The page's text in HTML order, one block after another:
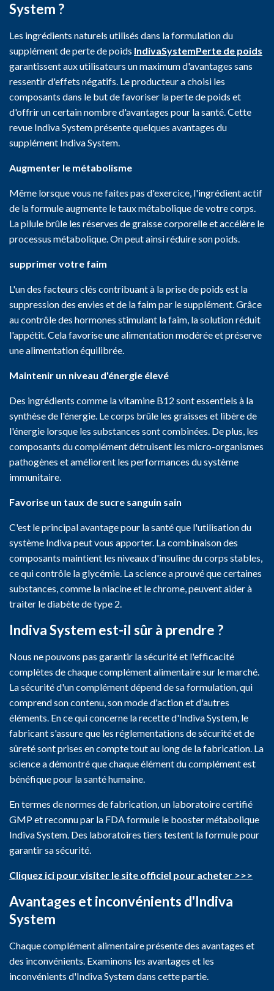
System ?
Les ingrédients naturels utilisés dans la formulation du
supplément de perte de poids IndivaSystemPerte de poids
garantissent aux utilisateurs un maximum d'avantages sans
ressentir d'effets négatifs. Le producteur a choisi les
composants dans le but de favoriser la perte de poids et
d'offrir un certain nombre d'avantages pour la santé. Cette
revue Indiva System présente quelques avantages du
supplément Indiva System.
Augmenter le métabolisme
Même lorsque vous ne faites pas d'exercice, l'ingrédient actif
de la formule augmente le taux métabolique de votre corps.
La pilule brûle les réserves de graisse corporelle et accélère le
processus métabolique. On peut ainsi réduire son poids.
supprimer votre faim
L'un des facteurs clés contribuant à la prise de poids est la
suppression des envies et de la faim par le supplément. Grâce
au contrôle des hormones stimulant la faim, la solution réduit
l'appétit. Cela favorise une alimentation modérée et préserve
une alimentation équilibrée.
Maintenir un niveau d'énergie élevé
Des ingrédients comme la vitamine B12 sont essentiels à la
synthèse de l'énergie. Le corps brûle les graisses et libère de
l'énergie lorsque les substances sont combinées. De plus, les
composants du complément détruisent les micro-organismes
pathogènes et améliorent les performances du système
immunitaire.
Favorise un taux de sucre sanguin sain
C'est le principal avantage pour la santé que l'utilisation du
système Indiva peut vous apporter. La combinaison des
composants maintient les niveaux d'insuline du corps stables,
ce qui contrôle la glycémie. La science a prouvé que certaines
substances, comme la niacine et le chrome, peuvent aider à
traiter le diabète de type 2.
Indiva System est-il sûr à prendre ?
Nous ne pouvons pas garantir la sécurité et l'efficacité
complètes de chaque complément alimentaire sur le marché.
La sécurité d'un complément dépend de sa formulation, qui
comprend son contenu, son mode d'action et d'autres
éléments. En ce qui concerne la recette d'Indiva System, le
fabricant s'assure que les réglementations de sécurité et de
sûreté sont prises en compte tout au long de la fabrication. La
science a démontré que chaque élément du complément est
bénéfique pour la santé humaine.
En termes de normes de fabrication, un laboratoire certifié
GMP et reconnu par la FDA formule le booster métabolique
Indiva System. Des laboratoires tiers testent la formule pour
garantir sa sécurité.
Cliquez ici pour visiter le site officiel pour acheter >>>
Avantages et inconvénients d'Indiva
System
Chaque complément alimentaire présente des avantages et
des inconvénients. Examinons les avantages et les
inconvénients d'Indiva System dans cette partie.